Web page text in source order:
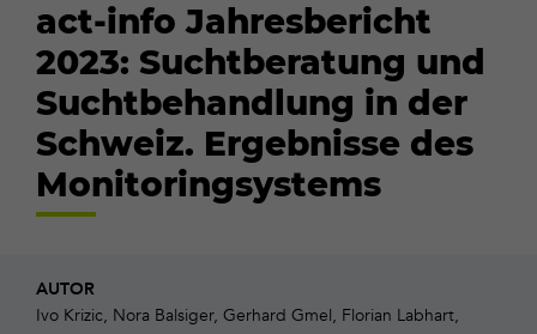
act-info Jahresbericht
2023: Suchtberatung und
Suchtbehandlung in der
Schweiz. Ergebnisse des
Monitoringsystems
AUTOR
Ivo Krizic, Nora Balsiger, Gerhard Gmel, Florian Labhart,